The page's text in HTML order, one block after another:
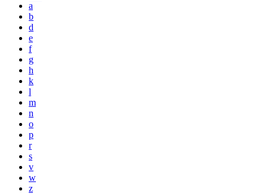
a
b
d
e
f
g
h
k
l
m
n
o
p
r
s
v
w
z